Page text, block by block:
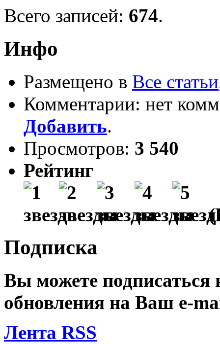
Всего записей: 674.
Инфо
Размещено в Все статьи
Комментарии: нет
Добавить.
Просмотров: 3 540
Рейтинг
Подписка
Вы можете подписаться
обновления на Ваш e-
Лента RSS